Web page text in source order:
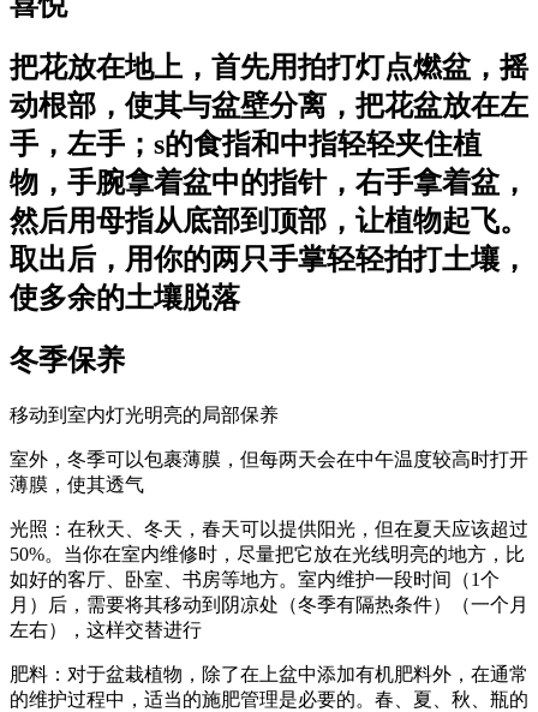
把花放在地上，首先用拍打灯点燃盆，摇
动根部，使其与盆壁分离，把花盆放在左
手，左手；s的食指和中指轻轻夹住植
物，手腕拿着盆中的指针，右手拿着盆，
然后用母指从底部到顶部，让植物起飞。
取出后，用你的两只手掌轻轻拍打土壤，
使多余的土壤脱落
冬季保养
移动到室内灯光明亮的局部保养
室外，冬季可以包裹薄膜，但每两天会在中午温度较高时打开
薄膜，使其透气
光照：在秋天、冬天，春天可以提供阳光，但在夏天应该超过
50%。当你在室内维修时，尽量把它放在光线明亮的地方，比
如好的客厅、卧室、书房等地方。室内维护一段时间（1个
月）后，需要将其移动到阴凉处（冬季有隔热条件）（一个月
左右），这样交替进行
肥料：对于盆栽植物，除了在上盆中添加有机肥料外，在通常
的维护过程中，适当的施肥管理是必要的。春、夏、秋、瓶的